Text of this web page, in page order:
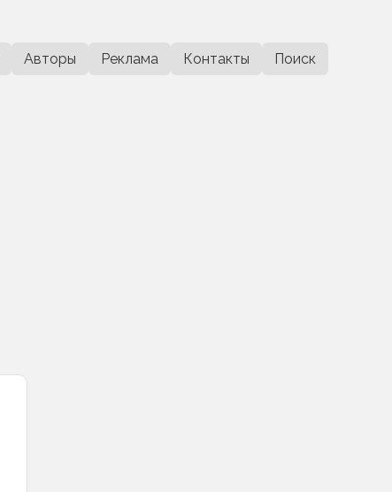
Авторы Реклама Контакты Поиск